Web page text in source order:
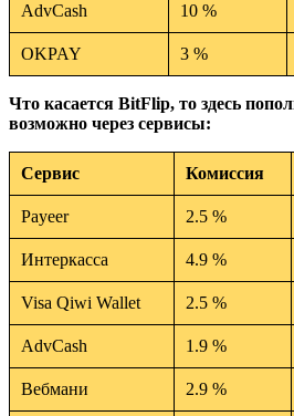
AdvCash 10 %
OKPAY 3 %
Что касается BitFlip, то здесь
возможно через сервисы:
Сервис Комиссия
Payeer 2.5 %
Интеркасса 4.9 %
Visa Qiwi Wallet 2.5 %
AdvCash 1.9 %
Вебмани 2.9 %